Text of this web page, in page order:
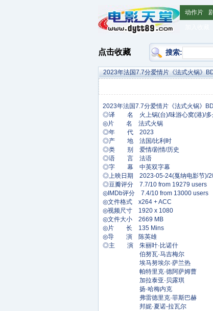
动作片
点击收藏 搜索:
2023年法国7.7分爱情片《法式火锅》
◎译 名 火上锅(台)/味游心窝(港)/多丹·
◎片 名 法式火锅
◎年 代 2023
◎产 地 法国/比利时
◎类 别 爱情/剧情/历史
◎语 言 法语
◎字 幕 中英双字幕
◎上映日期 2023-05-24(戛纳电影节)/
◎豆瓣评分 7.7/10 from 19279 users
◎IMDb评分 7.4/10 from 13000 users
◎文件格式 x264 + ACC
◎视频尺寸 1920 x 1080
◎文件大小 2669 MB
◎片 长 135 Mins
◎导 演 陈英雄
◎主 演 朱丽叶·比诺什
伯努瓦·马吉梅尔
埃马努埃尔·萨兰热
帕特里克·德阿萨姆曹
加拉泰亚·贝露琪
扬·哈梅内克
弗雷德里克·菲斯巴赫
邦妮·夏诺-拉瓦尔